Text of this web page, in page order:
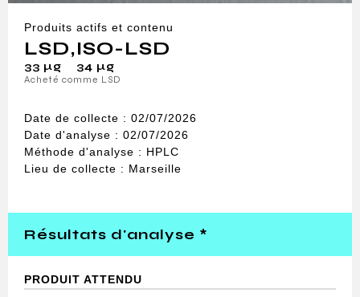
Produits actifs et contenu
LSD
33 μg
,ISO-LSD
34 μg
Acheté comme LSD
Date de collecte : 02/07/2026
Date d'analyse : 02/07/2026
Méthode d'analyse : HPLC
Lieu de collecte : Marseille
Résultats d'analyse *
PRODUIT ATTENDU